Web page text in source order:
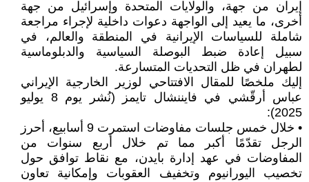
إيران من جهة، والولايات المتحدة وإسرائيل من جهة
أخرى، ما يعيد إلى الواجهة دعوات داخلية لإجراء مراجعة
شاملة للسياسات الإيرانية في المنطقة والعالم، في
سبيل إعادة ضبط البوصلة السياسية والدبلوماسية
لطهران في ظل التحديات المتسارعة.
إليك ملخصًا للمقال الافتتاحي لوزير الخارجية الإيراني
عباس أرقّشي في فايننشال تايمز (نُشر يوم 8 يوليو
2025):
• خلال خمس جلسات مفاوضات استمرت 9 أسابيع، أحرز
الرجل تقدّمًا أكبر مما تم خلال أربع سنوات من
المفاوضات في عهد إدارة بايدن، مع نقاط توافق حول
تخصيب اليورانيوم وتخفيف العقوبات وإمكانية تعاون